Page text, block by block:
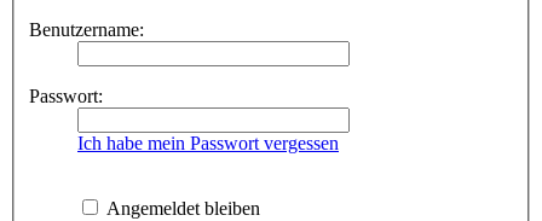
Benutzername:
Passwort:
Ich habe mein Passwort vergessen
Angemeldet bleiben